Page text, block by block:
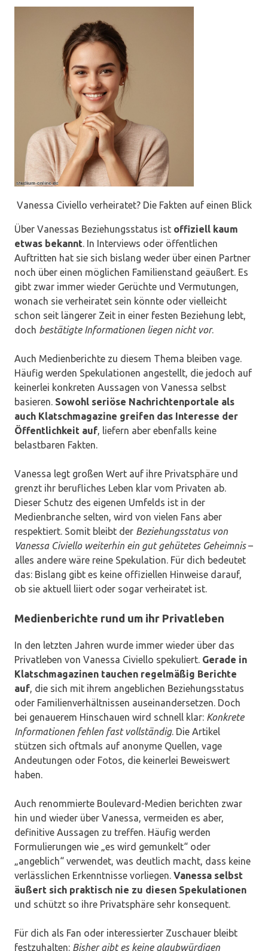
Vanessa Civiello verheiratet? Die Fakten auf einen Blick
Über Vanessas Beziehungsstatus ist offiziell kaum
etwas bekannt . In Interviews oder öffentlichen
Auftritten hat sie sich bislang weder über einen Partner
noch über einen möglichen Familienstand geäußert. Es
gibt zwar immer wieder Gerüchte und Vermutungen,
wonach sie verheiratet sein könnte oder vielleicht
schon seit längerer Zeit in einer festen Beziehung lebt,
doch bestätigte Informationen liegen nicht vor.
Auch Medienberichte zu diesem Thema bleiben vage.
Häufig werden Spekulationen angestellt, die jedoch auf
keinerlei konkreten Aussagen von Vanessa selbst
basieren. Sowohl seriöse Nachrichtenportale als
auch Klatschmagazine greifen das Interesse der
Öffentlichkeit auf , liefern aber ebenfalls keine
belastbaren Fakten.
Vanessa legt großen Wert auf ihre Privatsphäre und
grenzt ihr berufliches Leben klar vom Privaten ab.
Dieser Schutz des eigenen Umfelds ist in der
Medienbranche selten, wird von vielen Fans aber
respektiert. Somit bleibt der Beziehungsstatus von
Vanessa Civiello weiterhin ein gut gehütetes Geheimnis–
alles andere wäre reine Spekulation. Für dich bedeutet
das: Bislang gibt es keine offiziellen Hinweise darauf,
ob sie aktuell liiert oder sogar verheiratet ist.
Medienberichte rund um ihr Privatleben
In den letzten Jahren wurde immer wieder über das
Privatleben von Vanessa Civiello spekuliert. Gerade in
Klatschmagazinen tauchen regelmäßig Berichte
auf, die sich mit ihrem angeblichen Beziehungsstatus
oder Familienverhältnissen auseinandersetzen. Doch
bei genauerem Hinschauen wird schnell klar: Konkrete
Informationen fehlen fast vollständig. Die Artikel
stützen sich oftmals auf anonyme Quellen, vage
Andeutungen oder Fotos, die keinerlei Beweiswert
haben.
Auch renommierte Boulevard-Medien berichten zwar
hin und wieder über Vanessa, vermeiden es aber,
definitive Aussagen zu treffen. Häufig werden
Formulierungen wie „es wird gemunkelt“ oder
„angeblich“ verwendet, was deutlich macht, dass keine
verlässlichen Erkenntnisse vorliegen. Vanessa selbst
äußert sich praktisch nie zu diesen Spekulationen
und schützt so ihre Privatsphäre sehr konsequent.
Für dich als Fan oder interessierter Zuschauer bleibt
festzuhalten: Bisher gibt es keine glaubwürdigen